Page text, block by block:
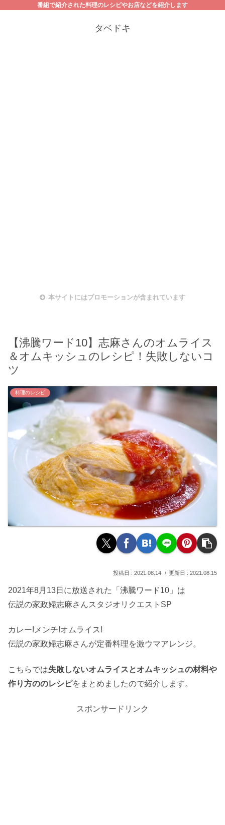
番組で紹介された料理のレシピやお店などを紹介します
タベドキ
本サイトにはプロモーションが含まれています
【沸騰ワード10】志麻さんのオムライス
＆オムキッシュのレシピ！失敗しないコ
ツ
料理のレシピ
2021.08.14 2021.08.15
2021年8月13日に放送された「沸騰ワード10」は
伝説の家政婦志麻さんスタジオリクエストSP
カレー!メンチ!オムライス!
伝説の家政婦志麻さんが定番料理を激ウマアレンジ。
こちらでは失敗しないオムライスとオムキッシュの材料や
作り方ののレシピをまとめましたので紹介します。
スポンサードリンク